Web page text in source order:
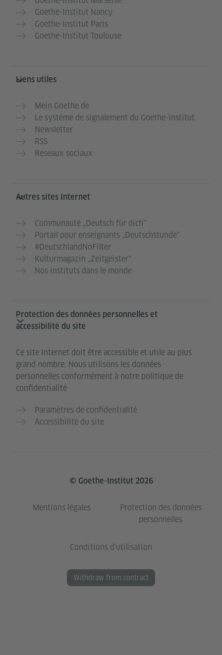
Goethe-Institut Nancy
Goethe-Institut Paris
Goethe-Institut Toulouse
Liens utiles
Mein Goethe.de
Le système de signalement du Goethe-Institut
Newsletter
RSS
Réseaux sociaux
Autres sites Internet
Communauté „Deutsch für dich“
Portail pour enseignants „Deutschstunde“
#DeutschlandNoFilter
Kulturmagazin „Zeitgeister“
Nos instituts dans le monde
Protection des données personnelles et
accessibilité du site
Ce site Internet doit être accessible et utile au plus
grand nombre. Nous utilisons les données
personnelles conformément à notre politique de
confidentialité
Paramètres de confidentialité
Accessibilité du site
© Goethe-Institut 2026
Mentions légales
Protection des données
personnelles
Conditions d'utilisation
Withdraw from contract